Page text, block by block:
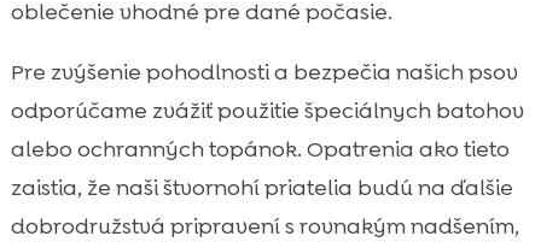
oblečenie vhodné pre dané počasie.
Pre zvýšenie pohodlnosti a bezpečia našich psov
odporúčame zvážiť použitie špeciálnych batohov
alebo ochranných topánok. Opatrenia ako tieto
zaistia, že naši štvornohí priatelia budú na ďalšie
dobrodružstvá pripravení s rovnakým nadšením,